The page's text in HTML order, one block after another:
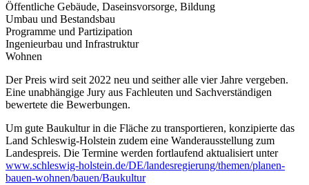
Öffentliche Gebäude, Daseinsvorsorge, Bildung
Umbau und Bestandsbau
Programme und Partizipation
Ingenieurbau und Infrastruktur
Wohnen
Der Preis wird seit 2022 neu und seither alle vier Jahre vergeben.
Eine unabhängige Jury aus Fachleuten und Sachverständigen
bewertete die Bewerbungen.
Um gute Baukultur in die Fläche zu transportieren, konzipierte das
Land Schleswig-Holstein zudem eine Wanderausstellung zum
Landespreis. Die Termine werden fortlaufend aktualisiert unter
www.schleswig-holstein.de/DE/landesregierung/themen/planen-
bauen-wohnen/bauen/Baukultur